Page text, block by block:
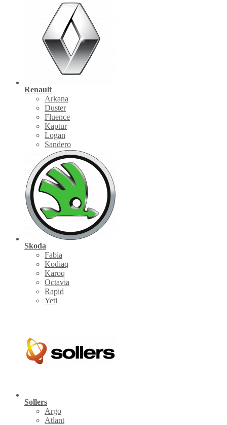
Renault
Arkana
Duster
Fluence
Kaptur
Logan
Sandero
Skoda
Fabia
Kodiaq
Karoq
Octavia
Rapid
Yeti
Sollers
Argo
Atlant